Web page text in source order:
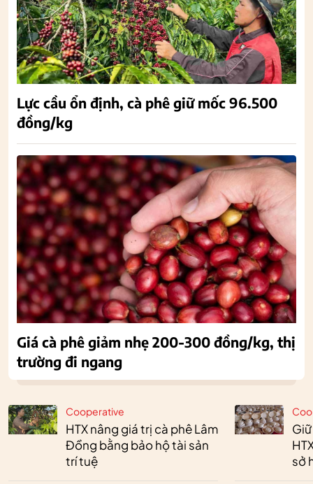
Cooperative
HTX nâng giá trị cà phê Lâm
Đồng bằng bảo hộ tài sản
trí tuệ
sở
Lực cầu ổn định, cà phê giữ mốc 96.500
đồng/kg
Giá cà phê giảm nhẹ 200-300 đồng/kg, thị
trường đi ngang